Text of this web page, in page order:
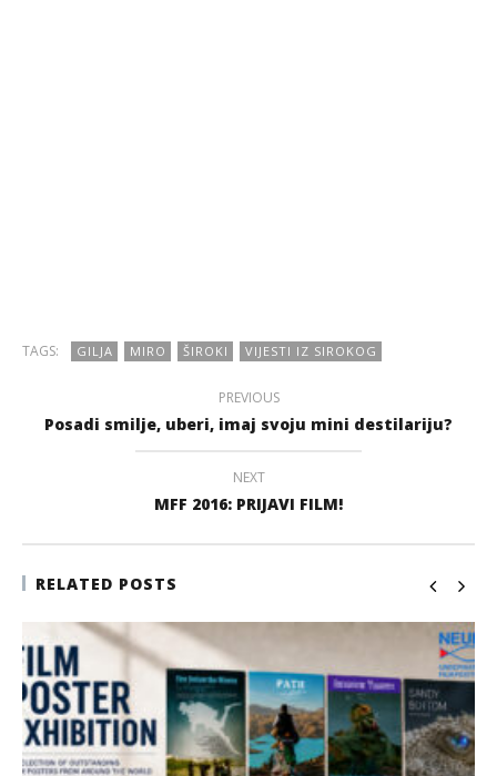
TAGS: GILJA MIRO ŠIROKI VIJESTI IZ SIROKOG
PREVIOUS
Posadi smilje, uberi, imaj svoju mini destilariju?
NEXT
MFF 2016: PRIJAVI FILM!
RELATED POSTS